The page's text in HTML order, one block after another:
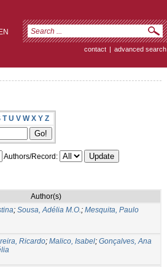
EN
contact | advanced search
T U V W X Y Z
Authors/Record:
Author(s)
; Sousa, Adélia M.O.; Mesquita, Paulo
Ricardo; Malico, Isabel; Gonçalves, Ana